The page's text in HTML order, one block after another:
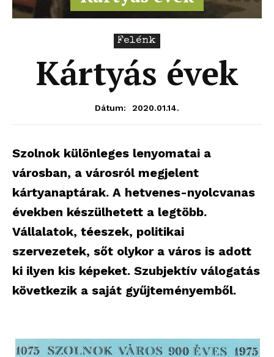
Felénk
Kártyás évek
Dátum: 2020.01.14.
Szolnok különleges lenyomatai a
városban, a városról megjelent
kártyanaptárak. A hetvenes-nyolcvanas
években készülhetett a legtöbb.
Vállalatok, téeszek, politikai
szervezetek, sőt olykor a város is adott
ki ilyen kis képeket. Szubjektív válogatás
következik a saját gyűjteményemből.